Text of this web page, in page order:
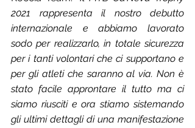
2021 rappresenta il nostro debutto
internazionale e abbiamo lavorato
sodo per realizzarlo, in totale sicurezza
per i tanti volontari che ci supportano e
per gli atleti che saranno al via. Non è
stato facile approntare il tutto ma ci
siamo riusciti e ora stiamo sistemando
gli ultimi dettagli di una manifestazione